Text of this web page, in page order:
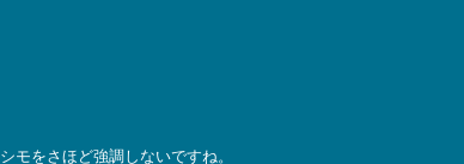
モをさほど強調しないですね。